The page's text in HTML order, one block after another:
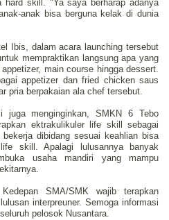
skill. "Ya saya berharap adanya
anak bisa berguna kelak di dunia
Ibis, dalam acara launching tersebut
mempraktikan langsung apa yang
main course hingga dessert.
appetizer dan fried chicken saus
pria berpakaian ala chef tersebut.
juga menginginkan, SMKN 6 Tebo
ektrakulikuler life skill sebagai
dibidang sesuai keahlian bisa
skill. Apalagi lulusannya banyak
usaha mandiri yang mampu
SMA/SMK wajib terapkan
interpreuner. Semoga informasi
pelosok Nusantara.